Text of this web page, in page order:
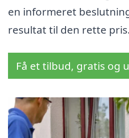
en informeret
resultat til den rette pris.
Få et tilbud, gratis og